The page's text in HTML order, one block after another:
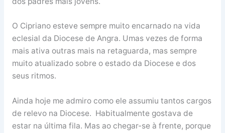
O Cipriano esteve sempre muito encarnado na vida
eclesial da Diocese de Angra. Umas vezes de forma
mais ativa outras mais na retaguarda, mas sempre
muito atualizado sobre o estado da Diocese e dos
seus ritmos.
Ainda hoje me admiro como ele assumiu tantos cargos
de relevo na Diocese. Habitualmente gostava de
estar na última fila. Mas ao chegar-se à frente, porque